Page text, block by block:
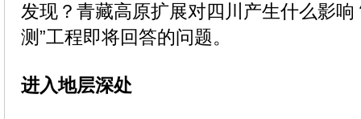
发现？青藏高原扩展对四川产生什么影响
测”工程即将回答的问题。
进入地层深处